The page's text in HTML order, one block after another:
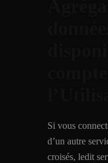
Si vous
d’un autre
croisés, ledit